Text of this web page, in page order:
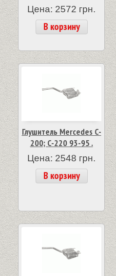
Цена: 2572 грн.
В корзину
Глушитель Mercedes C-
200; C-220 93-95 .
Цена: 2548 грн.
В корзину